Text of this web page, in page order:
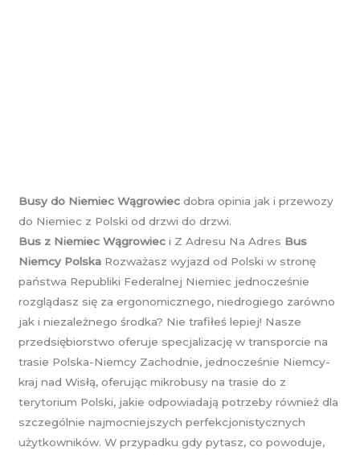
Busy do Niemiec Wągrowiec dobra opinia jak i przewozy
do Niemiec z Polski od drzwi do drzwi.
Bus z Niemiec Wągrowiec i Z Adresu Na Adres Bus
Niemcy Polska Rozważasz wyjazd od Polski w stronę
państwa Republiki Federalnej Niemiec jednocześnie
rozglądasz się za ergonomicznego, niedrogiego zarówno
jak i niezależnego środka? Nie trafiłeś lepiej! Nasze
przedsiębiorstwo oferuje specjalizację w transporcie na
trasie Polska-Niemcy Zachodnie, jednocześnie Niemcy-
kraj nad Wisłą, oferując mikrobusy na trasie do z
terytorium Polski, jakie odpowiadają potrzeby również dla
szczególnie najmocniejszych perfekcjonistycznych
użytkowników. W przypadku gdy pytasz, co powoduje,